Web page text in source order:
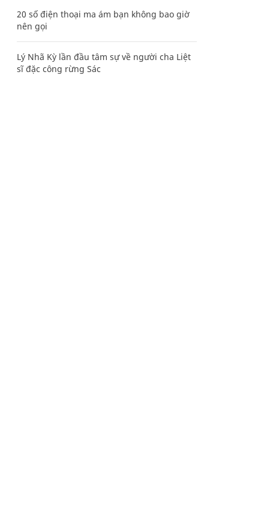
20 số điện thoại ma ám bạn không bao giờ
nên gọi
Lý Nhã Kỳ lần đầu tâm sự về người cha Liệt
sĩ đặc công rừng Sác